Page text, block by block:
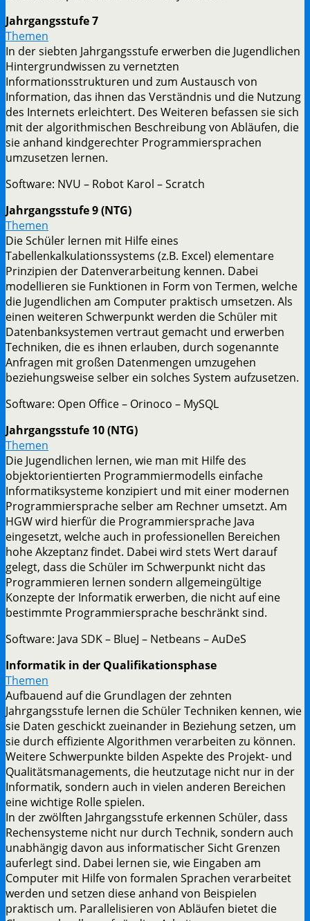
Jahrgangsstufe 7
Themen
In der siebten Jahrgangsstufe erwerben die Jugendlichen
Hintergrundwissen zu vernetzten
Informationsstrukturen und zum Austausch von
Information, das ihnen das Verständnis und die Nutzung
des Internets erleichtert. Des Weiteren befassen sie sich
mit der algorithmischen Beschreibung von Abläufen, die
sie anhand kindgerechter Programmiersprachen
umzusetzen lernen.
Software: NVU – Robot Karol – Scratch
Jahrgangsstufe 9 (NTG)
Themen
Die Schüler lernen mit Hilfe eines
Tabellenkalkulationssystems (z.B. Excel) elementare
Prinzipien der Datenverarbeitung kennen. Dabei
modellieren sie Funktionen in Form von Termen, welche
die Jugendlichen am Computer praktisch umsetzen. Als
einen weiteren Schwerpunkt werden die Schüler mit
Datenbanksystemen vertraut gemacht und erwerben
Techniken, die es ihnen erlauben, durch sogenannte
Anfragen mit großen Datenmengen umzugehen
beziehungsweise selber ein solches System aufzusetzen.
Software: Open Office – Orinoco – MySQL
Jahrgangsstufe 10 (NTG)
Themen
Die Jugendlichen lernen, wie man mit Hilfe des
objektorientierten Programmiermodells einfache
Informatiksysteme konzipiert und mit einer modernen
Programmiersprache selber am Rechner umsetzt. Am
HGW wird hierfür die Programmiersprache Java
eingesetzt, welche auch in professionellen Bereichen
hohe Akzeptanz findet. Dabei wird stets Wert darauf
gelegt, dass die Schüler im Schwerpunkt nicht das
Programmieren lernen sondern allgemeingültige
Konzepte der Informatik erwerben, die nicht auf eine
bestimmte Programmiersprache beschränkt sind.
Software: Java SDK – BlueJ – Netbeans – AuDeS
Informatik in der Qualifikationsphase
Themen
Aufbauend auf die Grundlagen der zehnten
Jahrgangsstufe lernen die Schüler Techniken kennen, wie
sie Daten geschickt zueinander in Beziehung setzen, um
sie durch effiziente Algorithmen verarbeiten zu können.
Weitere Schwerpunkte bilden Aspekte des Projekt- und
Qualitätsmanagements, die heutzutage nicht nur in der
Informatik, sondern auch in vielen anderen Bereichen
eine wichtige Rolle spielen.
In der zwölften Jahrgangsstufe erkennen Schüler, dass
Rechensysteme nicht nur durch Technik, sondern auch
unabhängig davon aus informatischer Sicht Grenzen
auferlegt sind. Dabei lernen sie, wie Eingaben am
Computer mit Hilfe von formalen Sprachen verarbeitet
werden und setzen diese anhand von Beispielen
praktisch um. Parallelisieren von Abläufen bietet die